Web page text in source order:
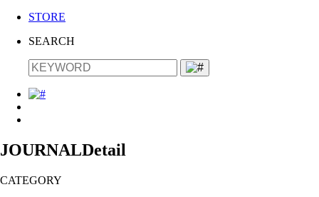
STORE
SEARCH
JOURNALDetail
CATEGORY